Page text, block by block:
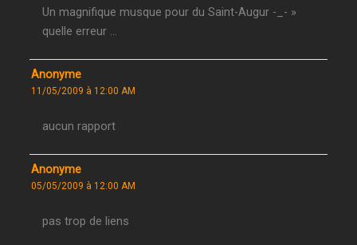
Un magnifique musque pour du Saint-Augur -_- »
quelle erreur …
Anonyme
11/05/2009 à 12:00 AM
aucun rapport
Anonyme
05/05/2009 à 12:00 AM
pas trop de liens